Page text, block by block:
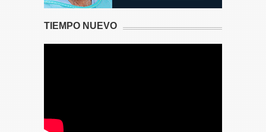
TIEMPO NUEVO